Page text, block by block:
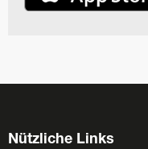
Nützliche Links